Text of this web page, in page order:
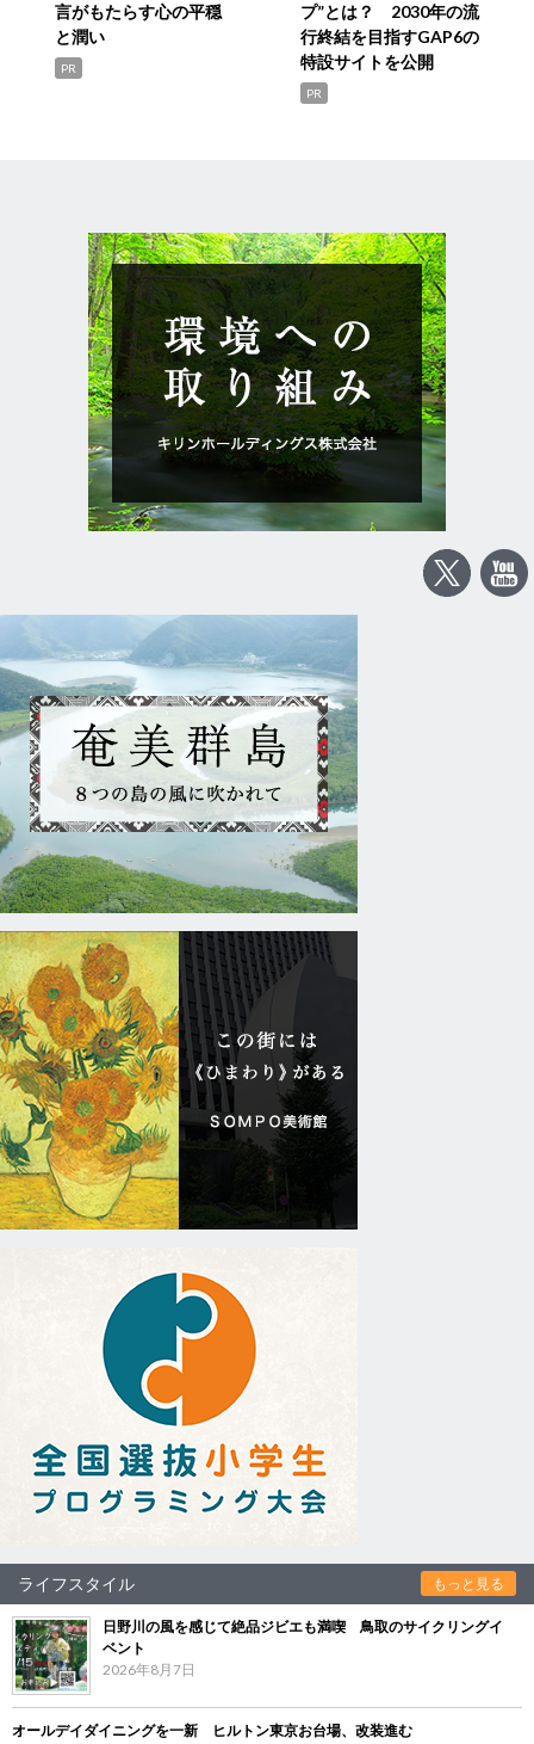
言がもたらす心の平穏
と潤い
PR
プ”とは？ 2030年の流
行終結を目指すGAP6の
特設サイトを公開
PR
ライフスタイル もっと見る
日野川の風を感じて絶品ジビエも満喫 鳥取のサイクリングイ
ベント
2026年8月7日
オールデイダイニングを一新 ヒルトン東京お台場、改装進む